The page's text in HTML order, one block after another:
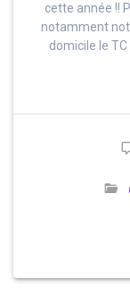
cette année !!
notamment
domicile le TC